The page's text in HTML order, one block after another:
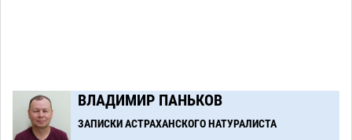
ВЛАДИМИР ПАНЬКОВ
ЗАПИСКИ АСТРАХАНСКОГО НАТУРАЛИСТА